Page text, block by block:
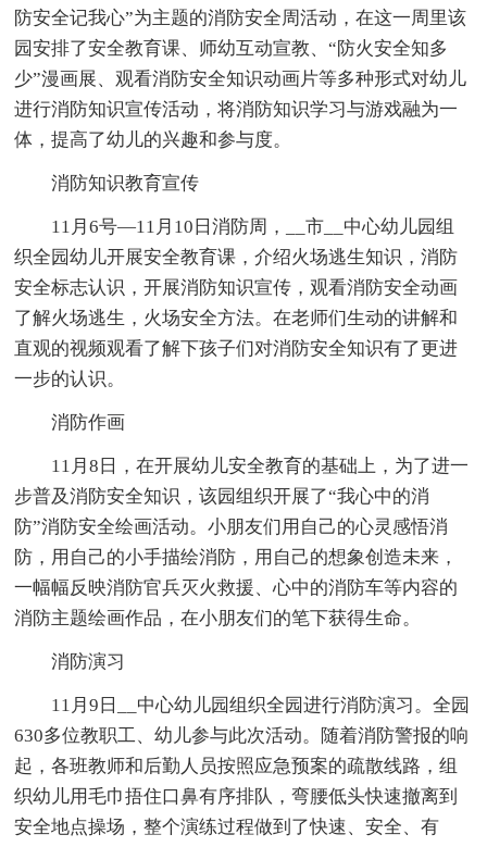
防安全记我心”为主题的消防安全周活动，在这一周里该
园安排了安全教育课、师幼互动宣教、“防火安全知多
少”漫画展、观看消防安全知识动画片等多种形式对幼儿
进行消防知识宣传活动，将消防知识学习与游戏融为一
体，提高了幼儿的兴趣和参与度。
消防知识教育宣传
11月6号—11月10日消防周，__市__中心幼儿园组
织全园幼儿开展安全教育课，介绍火场逃生知识，消防
安全标志认识，开展消防知识宣传，观看消防安全动画
了解火场逃生，火场安全方法。在老师们生动的讲解和
直观的视频观看了解下孩子们对消防安全知识有了更进
一步的认识。
消防作画
11月8日，在开展幼儿安全教育的基础上，为了进一
步普及消防安全知识，该园组织开展了“我心中的消
防”消防安全绘画活动。小朋友们用自己的心灵感悟消
防，用自己的小手描绘消防，用自己的想象创造未来，
一幅幅反映消防官兵灭火救援、心中的消防车等内容的
消防主题绘画作品，在小朋友们的笔下获得生命。
消防演习
11月9日__中心幼儿园组织全园进行消防演习。全园
630多位教职工、幼儿参与此次活动。随着消防警报的响
起，各班教师和后勤人员按照应急预案的疏散线路，组
织幼儿用毛巾捂住口鼻有序排队，弯腰低头快速撤离到
安全地点操场，整个演练过程做到了快速、安全、有